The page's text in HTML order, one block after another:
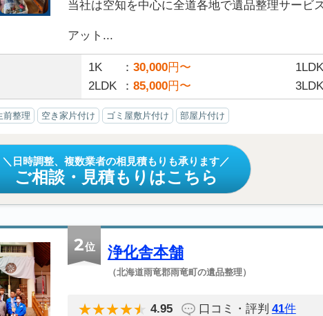
当社は空知を中心に全道各地で遺品整理サービ
アット...
1K 30,000円〜 1LDK
2LDK
85,000円〜 3LDK
前整理 空き家片付け ゴミ屋敷片付け 部屋片付け
日時調整、複数業者の相見積もりも承ります
ご相談・見積もりはこちら
2位 浄化舎本舗
（北海道雨竜郡雨竜町の遺品整理）
4.95 口コミ・評判 41件